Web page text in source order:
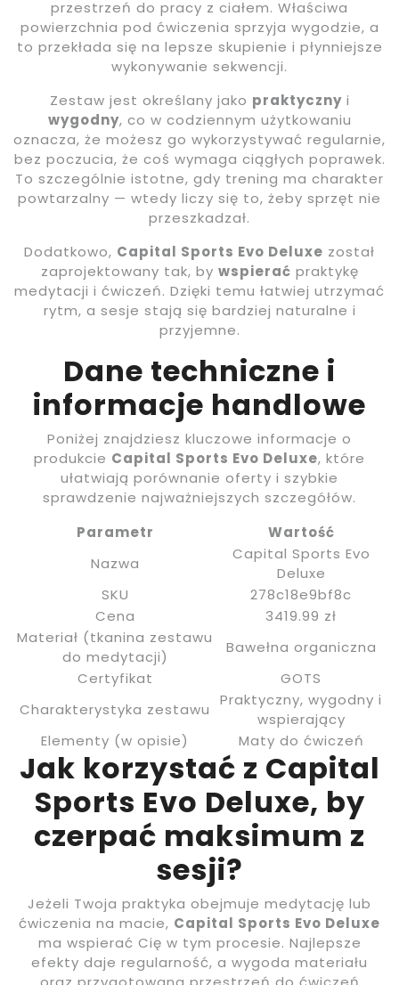
przestrzeń do pracy z ciałem. Właściwa
powierzchnia pod ćwiczenia sprzyja wygodzie, a
to przekłada się na lepsze skupienie i płynniejsze
wykonywanie sekwencji.
Zestaw jest określany jako praktycznyi
wygodny, co w codziennym użytkowaniu
oznacza, że możesz go wykorzystywać regularnie,
bez poczucia, że coś wymaga ciągłych poprawek.
To szczególnie istotne, gdy trening ma charakter
powtarzalny — wtedy liczy się to, żeby sprzęt nie
przeszkadzał.
Dodatkowo, Capital Sports Evo Deluxe został
zaprojektowany tak, by wspierać praktykę
medytacji i ćwiczeń. Dzięki temu łatwiej utrzymać
rytm, a sesje stają się bardziej naturalne i
przyjemne.
Dane techniczne i
informacje handlowe
Poniżej znajdziesz kluczowe informacje o
produkcie Capital Sports Evo Deluxe, które
ułatwiają porównanie oferty i szybkie
sprawdzenie najważniejszych szczegółów.
Parametr
Wartość
Nazwa
Capital Sports Evo
Deluxe
SKU
278c18e9bf8c
Cena
3419.99 zł
Materiał (tkanina zestawu
do medytacji)
Bawełna organiczna
Certyfikat
GOTS
Charakterystyka zestawu
Praktyczny, wygodny i
wspierający
Elementy (w opisie)
Maty do ćwiczeń
Jak korzystać z Capital
Sports Evo Deluxe, by
czerpać maksimum z
sesji?
Jeżeli Twoja praktyka obejmuje medytację lub
ćwiczenia na macie, Capital Sports Evo Deluxe
ma wspierać Cię w tym procesie. Najlepsze
efekty daje regularność, a wygoda materiału